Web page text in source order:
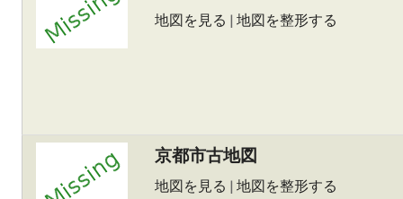
地図を見る | 地図を整形する
京都市古地図
地図を見る | 地図を整形する